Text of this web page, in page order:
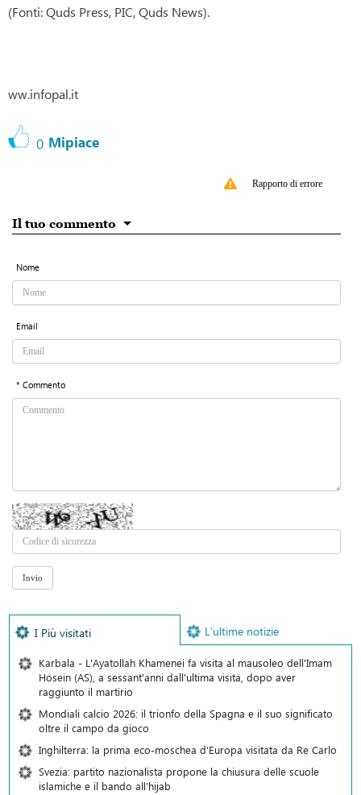
(Fonti: Quds Press, PIC, Quds News).
ww.infopal.it
0 Mipiace
Rapporto di errore
Il tuo commento
Nome
Email
* Commento
I Più visitati L’ultime notizie
Karbala - L'Ayatollah Khamenei fa visita al mausoleo dell'Imam
Hosein (AS), a sessant'anni dall'ultima visita, dopo aver
raggiunto il martirio
Mondiali calcio 2026: il trionfo della Spagna e il suo significato
oltre il campo da gioco
Inghilterra: la prima eco-moschea d'Europa visitata da Re Carlo
Svezia: partito nazionalista propone la chiusura delle scuole
islamiche e il bando all'hijab